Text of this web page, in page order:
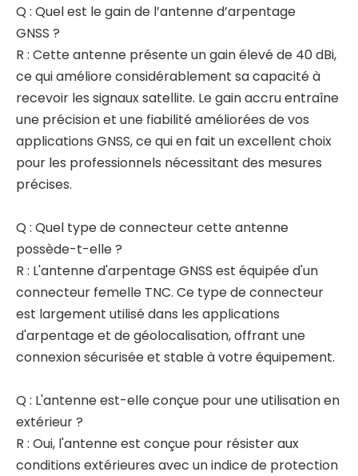
Q : Quel est le gain de l’antenne d’arpentage
GNSS ?
R : Cette antenne présente un gain élevé de 40 dBi,
ce qui améliore considérablement sa capacité à
recevoir les signaux satellite. Le gain accru entraîne
une précision et une fiabilité améliorées de vos
applications GNSS, ce qui en fait un excellent choix
pour les professionnels nécessitant des mesures
précises.
Q : Quel type de connecteur cette antenne
possède-t-elle ?
R : L'antenne d'arpentage GNSS est équipée d'un
connecteur femelle TNC. Ce type de connecteur
est largement utilisé dans les applications
d'arpentage et de géolocalisation, offrant une
connexion sécurisée et stable à votre équipement.
Q : L'antenne est-elle conçue pour une utilisation en
extérieur ?
R : Oui, l'antenne est conçue pour résister aux
conditions extérieures avec un indice de protection